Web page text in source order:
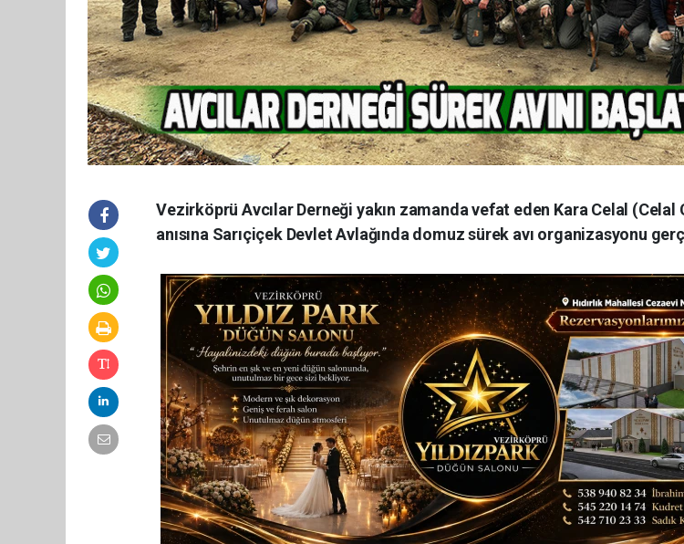
Vezirköprü Avcılar Derneği yakın zamanda vefat eden Kara Celal (Celal
anısına Sarıçiçek Devlet Avlağında domuz sürek avı organizasyonu